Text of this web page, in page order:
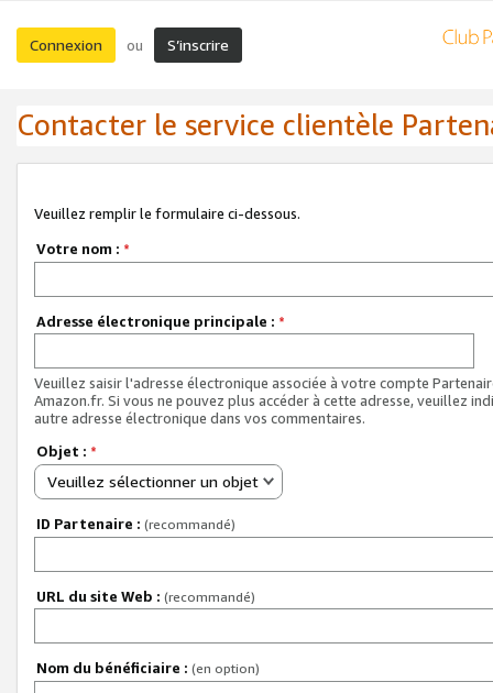
Connexion ou S’inscrire
Contacter le service clientèle
Veuillez remplir le formulaire ci-dessous.
Votre nom : *
Adresse électronique principale : *
Veuillez saisir l'adresse électronique associée à votre compte
Amazon.fr. Si vous ne pouvez plus accéder à cette adresse, veuillez
autre adresse électronique dans vos commentaires.
Objet : *
Veuillez sélectionner un objet
ID Partenaire : (recommandé)
URL du site Web : (recommandé)
Nom du bénéficiaire : (en option)